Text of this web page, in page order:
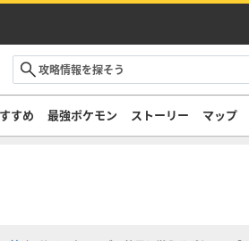
すめ 最強ポケモン ストーリー マップ